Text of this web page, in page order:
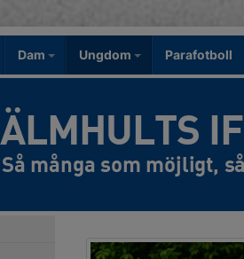
Dam Ungdom Parafotboll
ÄLMHULTS IF